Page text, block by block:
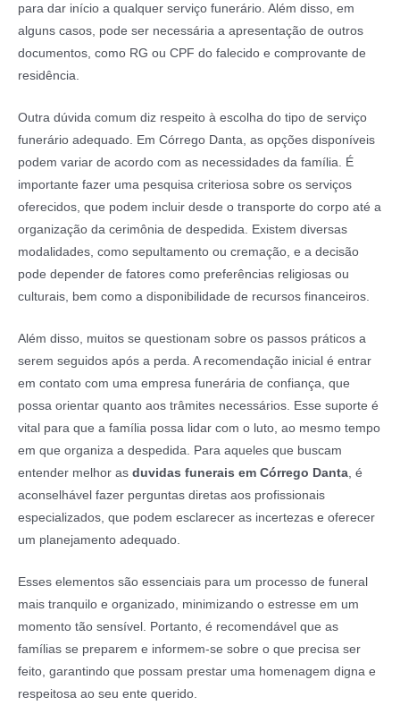
para dar início a qualquer serviço funerário. Além disso, em
alguns casos, pode ser necessária a apresentação de outros
documentos, como RG ou CPF do falecido e comprovante de
residência.
Outra dúvida comum diz respeito à escolha do tipo de serviço
funerário adequado. Em Córrego Danta, as opções disponíveis
podem variar de acordo com as necessidades da família. É
importante fazer uma pesquisa criteriosa sobre os serviços
oferecidos, que podem incluir desde o transporte do corpo até a
organização da cerimônia de despedida. Existem diversas
modalidades, como sepultamento ou cremação, e a decisão
pode depender de fatores como preferências religiosas ou
culturais, bem como a disponibilidade de recursos financeiros.
Além disso, muitos se questionam sobre os passos práticos a
serem seguidos após a perda. A recomendação inicial é entrar
em contato com uma empresa funerária de confiança, que
possa orientar quanto aos trâmites necessários. Esse suporte é
vital para que a família possa lidar com o luto, ao mesmo tempo
em que organiza a despedida. Para aqueles que buscam
entender melhor as duvidas funerais em Córrego Danta , é
aconselhável fazer perguntas diretas aos profissionais
especializados, que podem esclarecer as incertezas e oferecer
um planejamento adequado.
Esses elementos são essenciais para um processo de funeral
mais tranquilo e organizado, minimizando o estresse em um
momento tão sensível. Portanto, é recomendável que as
famílias se preparem e informem-se sobre o que precisa ser
feito, garantindo que possam prestar uma homenagem digna e
respeitosa ao seu ente querido.